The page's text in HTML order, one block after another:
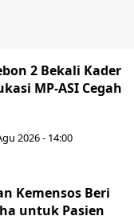
2 Bekali Kader
MP-ASI Cegah
2026 - 14:00
Kemensos Beri
untuk Pasien